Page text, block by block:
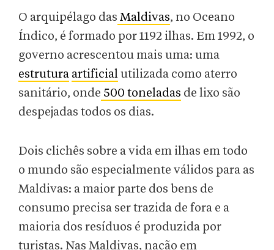
O arquipélago das Maldivas, no Oceano
Índico, é formado por 1192 ilhas. Em 1992, o
governo acrescentou mais uma: uma
estrutura artificialutilizada como aterro
sanitário, onde 500 toneladas de lixo são
despejadas todos os dias.
Dois clichês sobre a vida em ilhas em todo
o mundo são especialmente válidos para as
Maldivas: a maior parte dos bens de
consumo precisa ser trazida de fora e a
maioria dos resíduos é produzida por
turistas. Nas Maldivas, nação em